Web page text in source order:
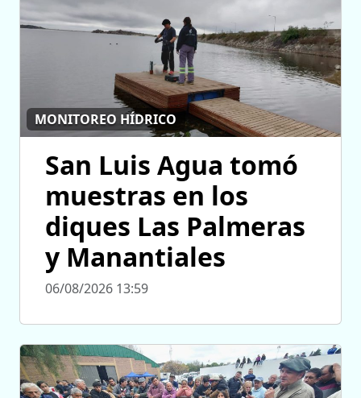
MONITOREO HÍDRICO
San Luis Agua tomó
muestras en los
diques Las Palmeras
y Manantiales
06/08/2026 13:59